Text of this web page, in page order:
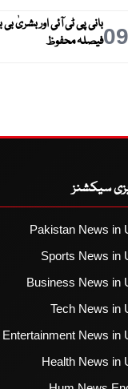
09بانی پی ٹی آئی اور بشریٰ
فیصلہ محفوظ
سیکشنز
Pakistan News in
Sports News in
Business News in
Tech News in
Entertainment News in
Health News in